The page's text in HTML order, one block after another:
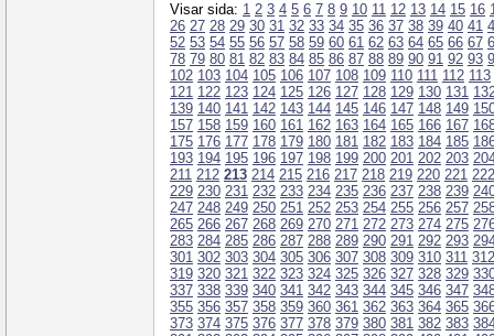
Visar sida: 1 2 3 4 5 6 7 8 9 10 11 12 13 14 15 16
26 27 28 29 30 31 32 33 34 35 36 37 38 39 40 41
52 53 54 55 56 57 58 59 60 61 62 63 64 65 66 67
78 79 80 81 82 83 84 85 86 87 88 89 90 91 92 93
102 103 104 105 106 107 108 109 110 111 112 113
121 122 123 124 125 126 127 128 129 130 131
139 140 141 142 143 144 145 146 147 148 149
157 158 159 160 161 162 163 164 165 166 167
175 176 177 178 179 180 181 182 183 184 185
193 194 195 196 197 198 199 200 201 202 203
211 212 213 214 215 216 217 218 219 220 221 222
229 230 231 232 233 234 235 236 237 238 239
247 248 249 250 251 252 253 254 255 256 257
265 266 267 268 269 270 271 272 273 274 275
283 284 285 286 287 288 289 290 291 292 293
301 302 303 304 305 306 307 308 309 310 311 312
319 320 321 322 323 324 325 326 327 328 329
337 338 339 340 341 342 343 344 345 346 347
355 356 357 358 359 360 361 362 363 364 365
373 374 375 376 377 378 379 380 381 382 383